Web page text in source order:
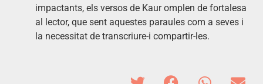
impactants, els versos de Kaur omplen de fortalesa
al lector, que sent aquestes paraules com a seves i
la necessitat de transcriure-i compartir-les.